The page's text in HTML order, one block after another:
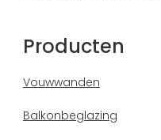
Producten
Vouwwanden
Balkonbeglazing